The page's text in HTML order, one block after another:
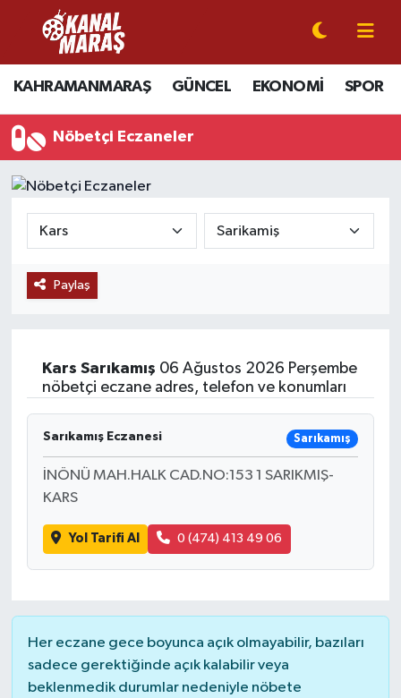
KAHRAMANMARAŞ GÜNCEL EKONOMİ SPOR
Nöbetçi Eczaneler
Paylaş
Kars Sarıkamış 06 Ağustos 2026 Perşembe
nöbetçi eczane adres, telefon ve konumları
Sarıkamış Eczanesi Sarıkamış
İNÖNÜ MAH.HALK CAD.NO:153 1 SARIKMIŞ-
KARS
Yol Tarifi Al 0 (474) 413 49 06
Her eczane gece boyunca açık olmayabilir, bazıları
sadece gerektiğinde açık kalabilir veya
beklenmedik durumlar nedeniyle nöbete
CANLI YAYIN
KAHRAMANMARAŞ
GÜNCEL
SİYASET
EKONOMİ
MAGAZİN
SAĞLIK
EĞİTİM
BÖLGE
KEŞFET
POPÜLER
DÜNYA
Kahramanmaraş Nöbetçi Eczaneler
Kahramanmaraş Hava Durumu
Kahramanmaraş Namaz Vakitleri
Süper Lig Puan Durumu ve Fikstür
Tüm Manşetler
Haber Arşivi